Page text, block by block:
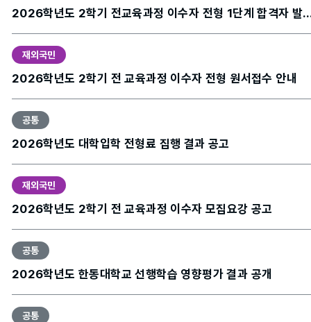
2026학년도 2학기 전교육과정 이수
재외국민
2026학년도 2학기 전 교육과정 이수자 전형 원서접수 안내
공통
2026학년도 대학입학 전형료 집행 결과 공고
재외국민
2026학년도 2학기 전 교육과정 이수자 모집요강 공고
공통
2026학년도 한동대학교 선행학습 영향평가 결과 공개
공통